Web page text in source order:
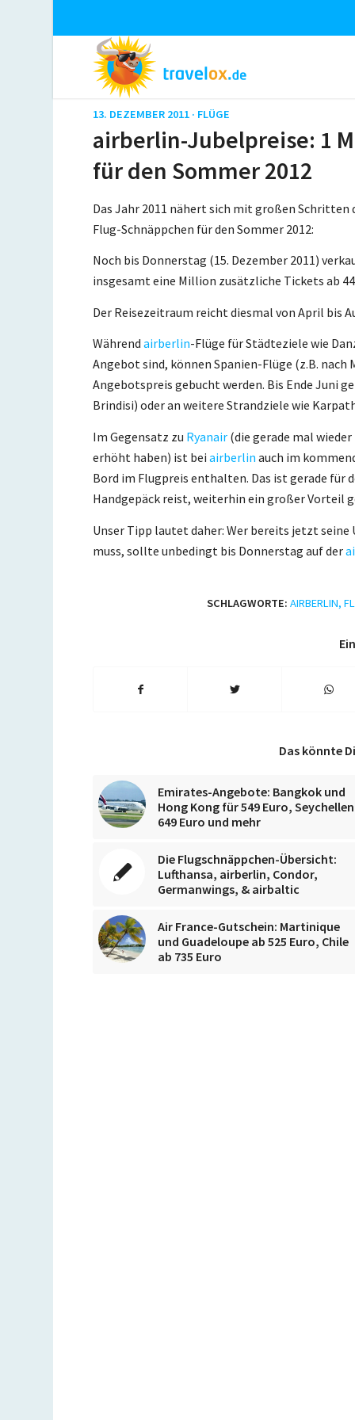
13. DEZEMBER 2011 · FLÜGE
airberlin-Jubelpreise: 1
für den Sommer 2012
Das Jahr 2011 nähert sich mit großen Schritten
Flug-Schnäppchen für den Sommer 2012:
Noch bis Donnerstag (15. Dezember 2011)
insgesamt eine Million zusätzliche Tickets ab
Der Reisezeitraum reicht diesmal von April bis
Währendairberlin-Flüge für Städteziele wie
Angebot sind, können Spanien-Flüge (z.B.
Angebotspreis gebucht werden. Bis Ende Juni
Brindisi) oder an weitere Strandziele wie
Im Gegensatz zu Ryanair (die gerade mal
erhöht haben) ist beiairberlin auch im
Bord im Flugpreis enthalten. Das ist gerade für
Handgepäck reist, weiterhin ein großer Vorteil
Unser Tipp lautet daher: Wer bereits jetzt
muss, sollte unbedingt bis Donnerstag auf der
SCHLAGWORTE: AIRBERLIN,
Das könnte
Emirates-Angebote: Bangkok und
Hong Kong für 549 Euro, Seychellen
649 Euro und mehr
Die Flugschnäppchen-Übersicht:
Lufthansa, airberlin, Condor,
Germanwings, & airbaltic
Air France-Gutschein: Martinique
und Guadeloupe ab 525 Euro, Chile
ab 735 Euro